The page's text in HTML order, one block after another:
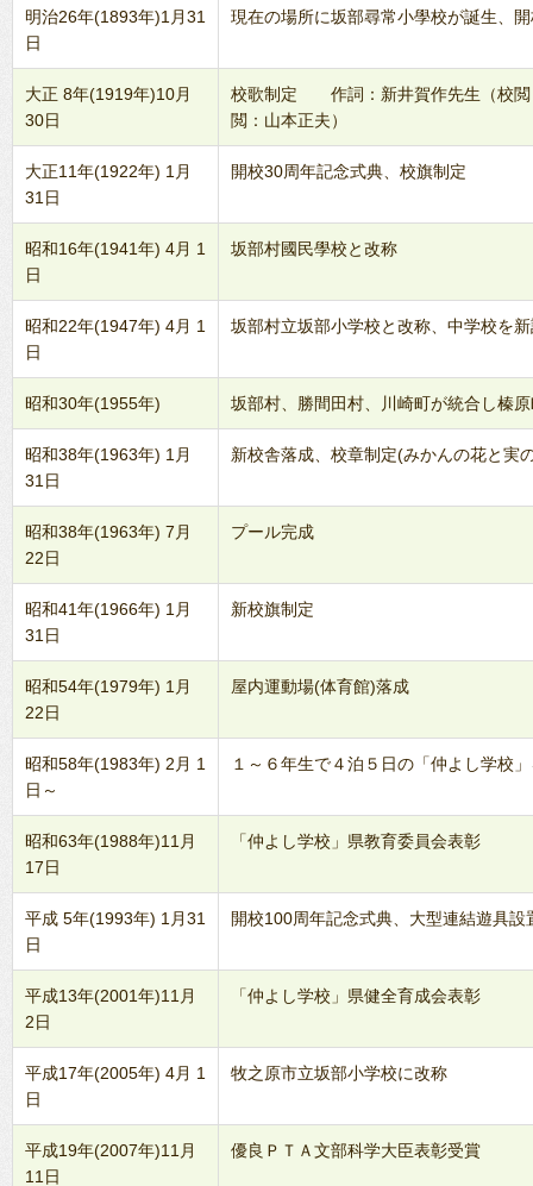
明治26年(1893年)1月31
日
現在の場所に坂部尋常小學校が誕生、
大正 8年(1919年)10月
30日
校歌制定 作詞：新井賀作先生（校閲
閲：山本正夫）
大正11年(1922年) 1月
31日
開校30周年記念式典、校旗制定
昭和16年(1941年) 4月 1
日
坂部村國民學校と改称
昭和22年(1947年) 4月 1
日
坂部村立坂部小学校と改称、中学校を
昭和30年(1955年) 坂部村、勝間田村、川崎町が統合し榛
昭和38年(1963年) 1月
31日
新校舎落成、校章制定(みかんの花と実
昭和38年(1963年) 7月
22日
プール完成
昭和41年(1966年) 1月
31日
新校旗制定
昭和54年(1979年) 1月
22日
屋内運動場(体育館)落成
昭和58年(1983年) 2月 1
日～
１～６年生で４泊５日の「仲よし学校
昭和63年(1988年)11月
17日
「仲よし学校」県教育委員会表彰
平成 5年(1993年) 1月31
日
開校100周年記念式典、大型連結遊具設
平成13年(2001年)11月
2日
「仲よし学校」県健全育成会表彰
平成17年(2005年) 4月 1
日
牧之原市立坂部小学校に改称
平成19年(2007年)11月
11日
優良ＰＴＡ文部科学大臣表彰受賞